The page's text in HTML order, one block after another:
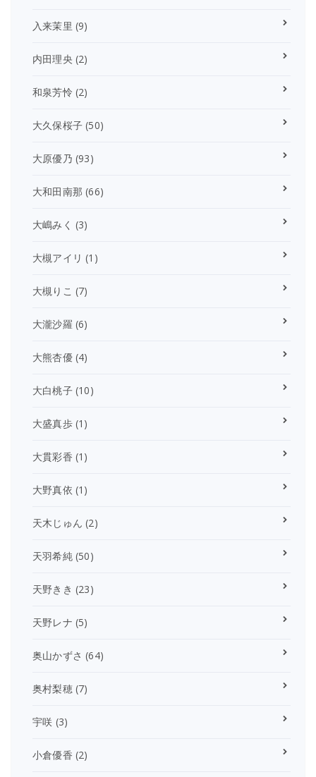
入来茉里 (9)
内田理央 (2)
和泉芳怜 (2)
大久保桜子 (50)
大原優乃 (93)
大和田南那 (66)
大嶋みく (3)
大槻アイリ (1)
大槻りこ (7)
大瀧沙羅 (6)
大熊杏優(4)
大白桃子(10)
大盛真歩(1)
大貫彩香 (1)
大野真依 (1)
天木じゅん (2)
天羽希純(50)
天野きき (23)
天野レナ (5)
奥山かずさ (64)
奥村梨穂(7)
宇咲 (3)
小倉優香 (2)